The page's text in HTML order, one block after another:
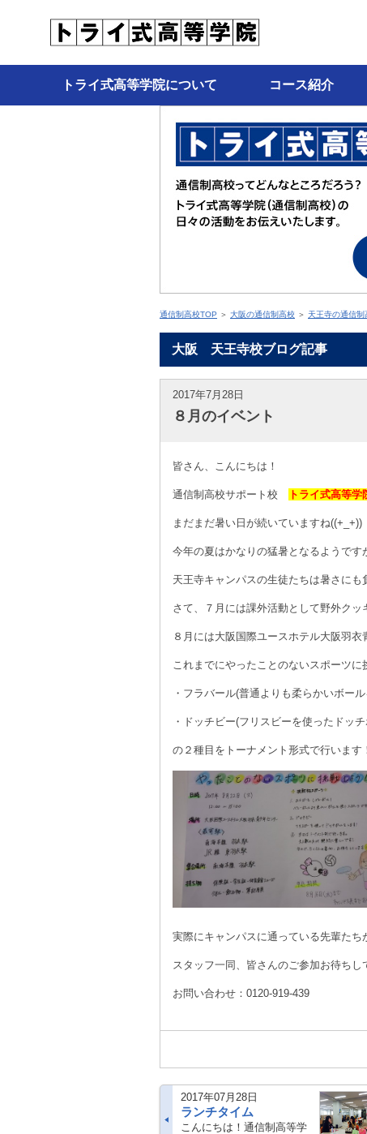
トライ式高等学院について コース紹介
通信制高校TOP ＞ 大阪の通信制高校 ＞ 天王寺の通信制
大阪 天王寺校ブログ記事
2017年7月28日
８月のイベント
皆さん、こんにちは！
通信制高校サポート校 トライ式高等
まだまだ暑い日が続いていますね((+_+))
今年の夏はかなりの猛暑となるようで
天王寺キャンパスの生徒たちは暑さに
さて、７月には課外活動として野外クッ
８月には大阪国際ユースホテル大阪羽衣
これまでにやったことのないスポーツ
・フラバール(普通よりも柔らかいボー
・ドッチビー(フリスビーを使ったドッ
の２種目をトーナメント形式で行います
実際にキャンパスに通っている先輩た
スタッフ一同、皆さんのご参加お待ちし
お問い合わせ：0120-919-439
2017年07月28日
ランチタイム
こんにちは！通信制高等学